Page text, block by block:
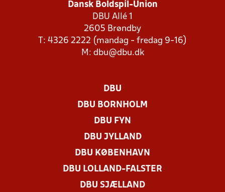
Dansk Boldspil-Union
DBU Allé 1
2605 Brøndby
T: 4326 2222 (mandag - fredag 9-16)
M: dbu@dbu.dk
DBU
DBU BORNHOLM
DBU FYN
DBU JYLLAND
DBU KØBENHAVN
DBU LOLLAND-FALSTER
DBU SJÆLLAND